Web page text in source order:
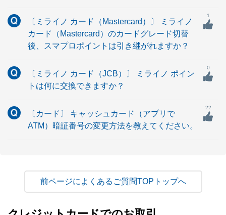
〔ミライノ カード（Mastercard）〕 ミライノ
カード（Mastercard）のカードグレード切替
後、スマプロポイントは引き継がれますか？
1
〔ミライノ カード（JCB）〕 ミライノ ポイン
トは何に交換できますか？
0
〔カード〕 キャッシュカード（アプリで
ATM）暗証番号の変更方法を教えてください。
22
よくあるご質問TOPトップへ